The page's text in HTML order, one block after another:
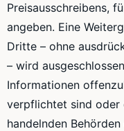
Preisausschreibens,
angeben. Eine
Dritte – ohne
– wird
Informationen
verpflichtet sind oder
handelnden